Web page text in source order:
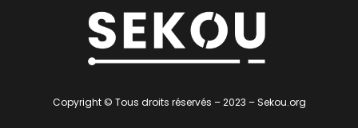
Copyright © Tous droits réservés – 2023 – Sekou.org